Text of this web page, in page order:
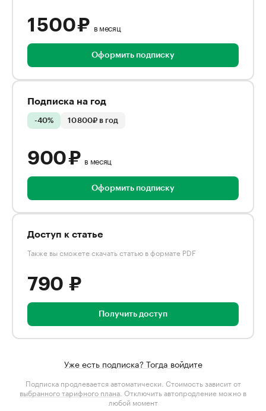
1 500 ₽ в месяц
Оформить подписку
Подписка на год
-40% 10 800₽ в год
900 ₽ в месяц
Оформить подписку
Доступ к статье
Также вы сможете скачать статью в формате PDF
790 ₽
Получить доступ
Уже есть подписка? Тогда войдите
Подписка продлевается автоматически. Стоимость зависит от
выбранного тарифного плана . Отключить автопродление можно в
любой момент